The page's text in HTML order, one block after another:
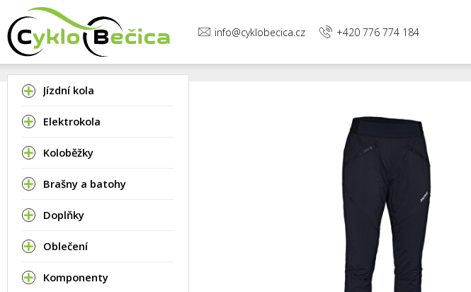
info@cyklobecica.cz +420 776 774 184
Jízdní kola
Elektrokola
Koloběžky
Brašny a batohy
Doplňky
Oblečení
Komponenty